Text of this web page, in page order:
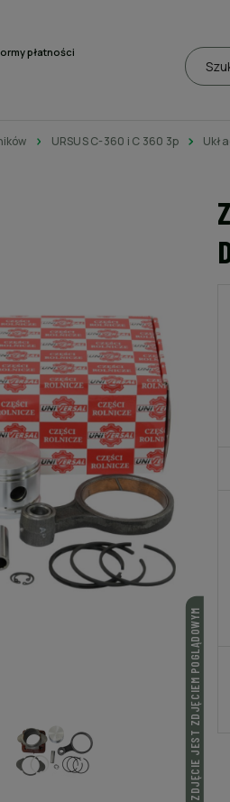
płatności
URSUS C-360 i C 360 3p
ZDJĘCIE JEST ZDJĘCIEM POGLĄDOWYM